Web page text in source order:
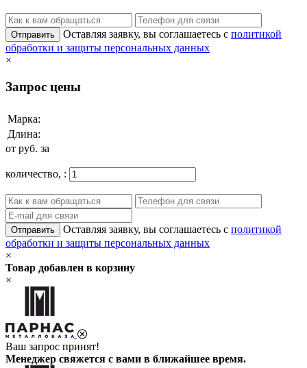
Отправить Оставляя заявку, вы соглашаетесь с политикой
обработки и защиты персональных данных
×
Запрос цены
Марка:
Длина:
от руб. за
количество, :
Отправить Оставляя заявку, вы соглашаетесь с политикой
обработки и защиты персональных данных
×
Товар добавлен в корзину
×
Ваш запрос принят!
Менеджер свяжется с вами в ближайшее время.